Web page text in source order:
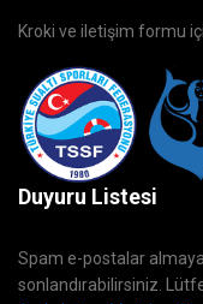
Kroki ve iletişim formu
Duyuru Listesi
Spam e-postalar
sonlandırabilirsiniz.